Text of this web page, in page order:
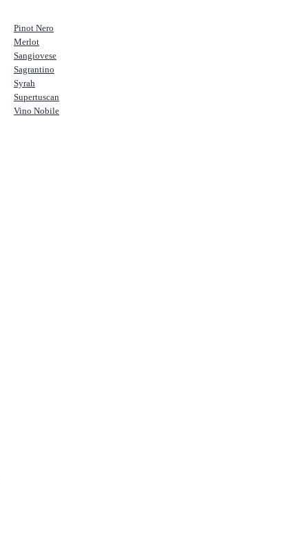
Pinot Nero
Merlot
Sangiovese
Sagrantino
Syrah
Supertuscan
Vino Nobile